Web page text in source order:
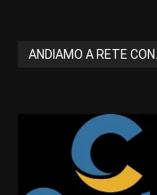
ANDIAMO A RETE CON...